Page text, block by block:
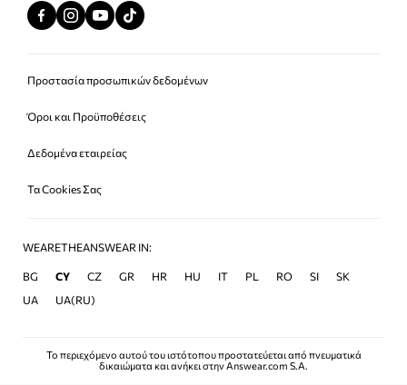
Προστασία προσωπικών δεδομένων
Όροι και Προϋποθέσεις
Δεδομένα εταιρείας
Τα Cookies Σας
WEARETHEANSWEAR IN:
BG CY CZ GR HR HU IT PL RO SI
SK
UA
UA(RU)
Το περιεχόμενο αυτού του ιστότοπου προστατεύεται από πνευματικά
δικαιώματα και ανήκει στην Answear.com S.A.